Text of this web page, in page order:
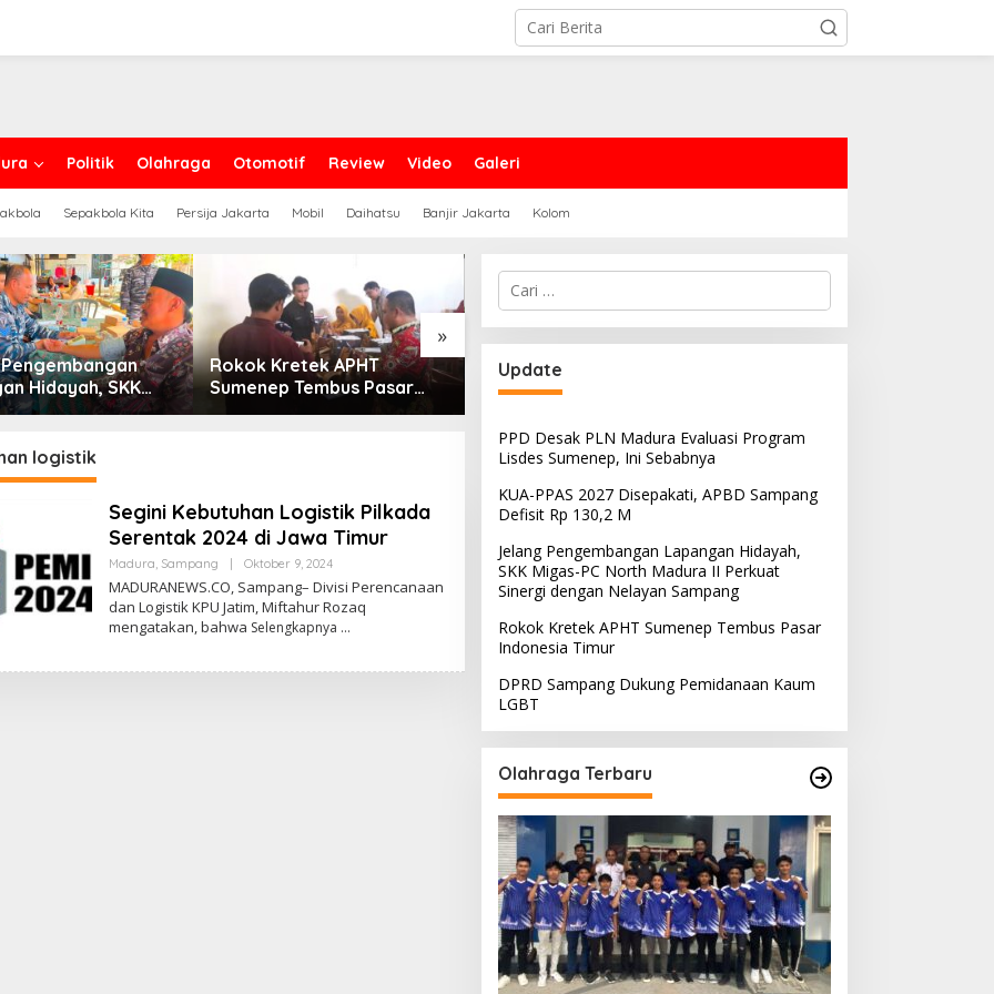
Politik Olahraga Otomotif Review Video Galeri
Sepakbola Kita Persija Jakarta Mobil Daihatsu Banjir Jakarta Kolom
»
Hidayah, SKK
North Madura II
Sampang
Rokok Kretek APHT
Sumenep Tembus Pasar
Indonesia Timur
DPRD Sampang Dukung
Pemidanaan Kaum LGBT
logistik
Segini Kebutuhan Logistik Pilkada
Serentak 2024 di Jawa Timur
Madura, Sampang Oktober 9, 2024Oleh
MADURANEWS.CO, Sampang– Divisi Perencanaan
dan Logistik KPU Jatim, Miftahur Rozaq
mengatakan, bahwa Selengkapnya
Cari
untuk:
Update
PPD Desak PLN Madura Evaluasi Program
Lisdes Sumenep, Ini Sebabnya
KUA-PPAS 2027 Disepakati, APBD Sampang
Defisit Rp 130,2 M
Jelang Pengembangan Lapangan Hidayah,
SKK Migas-PC North Madura II Perkuat
Sinergi dengan Nelayan Sampang
Rokok Kretek APHT Sumenep Tembus Pasar
Indonesia Timur
DPRD Sampang Dukung Pemidanaan Kaum
LGBT
Olahraga Terbaru